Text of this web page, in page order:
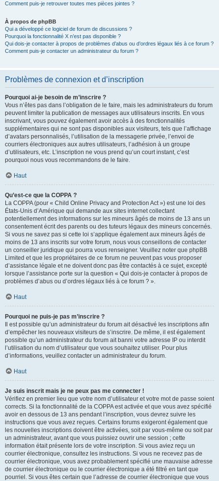
Comment puis-je retrouver toutes mes pièces jointes ?
À propos de phpBB
Qui a développé ce logiciel de forum de discussions ?
Pourquoi la fonctionnalité X n’est pas disponible ?
Qui dois-je contacter à propos de problèmes d’abus ou d’ordres légaux liés à ce forum ?
Comment puis-je contacter un administrateur du forum ?
Problèmes de connexion et d’inscription
Pourquoi ai-je besoin de m’inscrire ?
Vous n’êtes pas dans l’obligation de le faire, mais les administrateurs du forum
peuvent limiter la publication de messages aux utilisateurs inscrits. En vous
inscrivant, vous pouvez également avoir accès à des fonctionnalités
supplémentaires qui ne sont pas disponibles aux visiteurs, tels que l’affichage
d’avatars personnalisés, l’utilisation de la messagerie privée, l’envoi de
courriers électroniques aux autres utilisateurs, l’adhésion à un groupe
d’utilisateurs, etc. L’inscription ne vous prend qu’un court instant, c’est
pourquoi nous vous recommandons de le faire.
Haut
Qu’est-ce que la COPPA ?
La COPPA (pour « Child Online Privacy and Protection Act ») est une loi des
États-Unis d’Amérique qui demande aux sites internet collectant
potentiellement des informations sur les mineurs âgés de moins de 13 ans un
consentement écrit des parents ou des tuteurs légaux des mineurs concernés.
Si vous ne savez pas si cette loi s’applique également aux mineurs âgés de
moins de 13 ans inscrits sur votre forum, nous vous conseillons de contacter
un conseiller juridique qui pourra vous renseigner. Veuillez noter que phpBB
Limited et que les propriétaires de ce forum ne peuvent pas vous proposer
d’assistance légale et ne doivent donc pas être contactés à ce sujet, excepté
lorsque l’assistance porte sur la question « Qui dois-je contacter à propos de
problèmes d’abus ou d’ordres légaux liés à ce forum ? ».
Haut
Pourquoi ne puis-je pas m’inscrire ?
Il est possible qu’un administrateur du forum ait désactivé les inscriptions afin
d’empêcher les nouveaux visiteurs de s’inscrire. De même, il est également
possible qu’un administrateur du forum ait banni votre adresse IP ou interdit
l’utilisation du nom d’utilisateur que vous souhaitez utiliser. Pour plus
d’informations, veuillez contacter un administrateur du forum.
Haut
Je suis inscrit mais je ne peux pas me connecter !
Vérifiez en premier lieu que votre nom d’utilisateur et votre mot de passe soient
corrects. Si la fonctionnalité de la COPPA est activée et que vous avez spécifié
avoir en dessous de 13 ans pendant l’inscription, vous devrez suivre les
instructions que vous avez reçues. Certains forums exigeront également que
les nouvelles inscriptions doivent être activées, soit par vous-même ou soit par
un administrateur, avant que vous puissiez ouvrir une session ; cette
information était présente lors de votre inscription. Si vous aviez reçu un
courrier électronique, consultez les instructions. Si vous ne recevez pas de
courrier électronique, vous avez probablement spécifié une mauvaise adresse
de courrier électronique ou le courrier électronique a été filtré en tant que
pourriel. Si vous êtes certain que l’adresse de courrier électronique que vous